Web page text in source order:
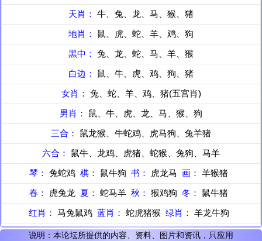
天肖： 牛、兔、龙、马、猴、猪
地肖： 鼠、虎、蛇、羊、鸡、狗
黑中： 兔、龙、蛇、马、羊、猴
白边： 鼠、牛、虎、鸡、狗、猪
女肖： 兔、蛇、羊、鸡、猪(五宫肖)
男肖： 鼠、牛、虎、龙、马、猴、狗
三合： 鼠龙猴、牛蛇鸡、虎马狗、兔羊猪
六合： 鼠牛、龙鸡、虎猪、蛇猴、兔狗、马羊
琴： 兔蛇鸡 棋： 鼠牛狗 书： 虎龙马 画： 羊猴猪
春：
虎兔龙 夏： 蛇马羊 秋： 猴鸡狗 冬： 鼠牛猪
红肖： 马兔鼠鸡 蓝肖： 蛇虎猪猴 绿肖： 羊龙牛狗
说明：本论坛所提供的内容、资料、图片和资讯，只应用